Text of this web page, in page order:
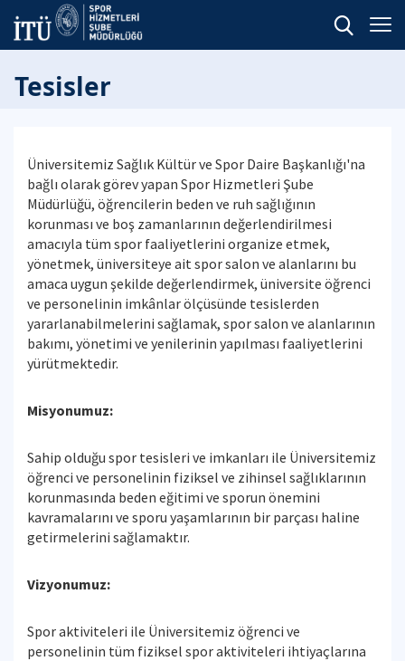
Tesisler
Üniversitemiz Sağlık Kültür ve Spor Daire Başkanlığı'na
bağlı olarak görev yapan Spor Hizmetleri Şube
Müdürlüğü, öğrencilerin beden ve ruh sağlığının
korunması ve boş zamanlarının değerlendirilmesi
amacıyla tüm spor faaliyetlerini organize etmek,
yönetmek, üniversiteye ait spor salon ve alanlarını bu
amaca uygun şekilde değerlendirmek, üniversite öğrenci
ve personelinin imkânlar ölçüsünde tesislerden
yararlanabilmelerini sağlamak, spor salon ve alanlarının
bakımı, yönetimi ve yenilerinin yapılması faaliyetlerini
yürütmektedir.
Misyonumuz:
Sahip olduğu spor tesisleri ve imkanları ile Üniversitemiz
öğrenci ve personelinin fiziksel ve zihinsel sağlıklarının
korunmasında beden eğitimi ve sporun önemini
kavramalarını ve sporu yaşamlarının bir parçası haline
getirmelerini sağlamaktır.
Vizyonumuz:
Spor aktiviteleri ile Üniversitemiz öğrenci ve
personelinin tüm fiziksel spor aktiviteleri ihtiyaçlarına